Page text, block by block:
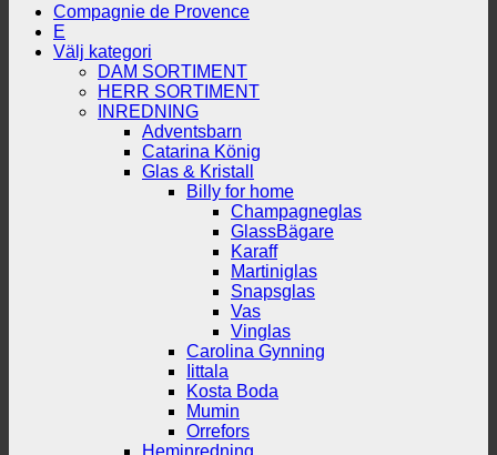
Compagnie de Provence
E
Välj kategori
DAM SORTIMENT
HERR SORTIMENT
INREDNING
Adventsbarn
Catarina König
Glas & Kristall
Billy for home
Champagneglas
GlassBägare
Karaff
Martiniglas
Snapsglas
Vas
Vinglas
Carolina Gynning
Iittala
Kosta Boda
Mumin
Orrefors
Heminredning